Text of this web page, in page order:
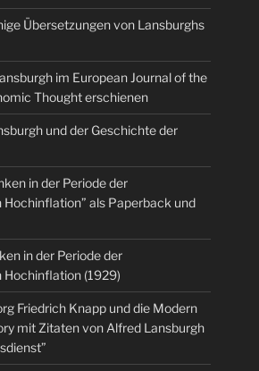
Übersetzungen von Lansburghs
im European Journal of the
Thought erschienen
und der Geschichte der
in der Periode der
Hochinflation” als Paperback und
in der Periode der
Hochinflation (1929)
Friedrich Knapp und die Modern
mit Zitaten von Alfred Lansburgh